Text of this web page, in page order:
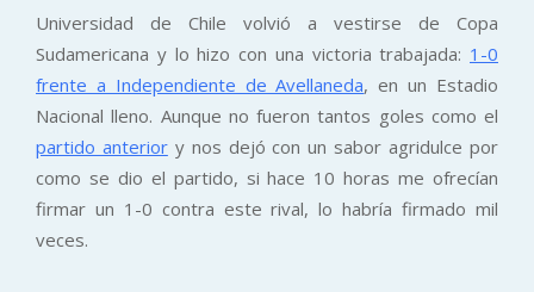
Universidad de Chile volvió a vestirse de Copa
Sudamericana y lo hizo con una victoria trabajada: 1-0
frente a Independiente de Avellaneda, en un Estadio
Nacional lleno. Aunque no fueron tantos goles como el
partido anteriory nos dejó con un sabor agridulce por
como se dio el partido, si hace 10 horas me ofrecían
firmar un 1-0 contra este rival, lo habría firmado mil
veces.